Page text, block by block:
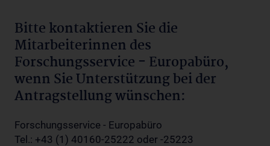
Bitte kontaktieren Sie die
Mitarbeiterinnen des
Forschungsservice - Europabüro,
wenn Sie Unterstützung bei der
Antragstellung wünschen:
Forschungsservice - Europabüro
Tel.: +43 (1) 40160-25222 oder -25223